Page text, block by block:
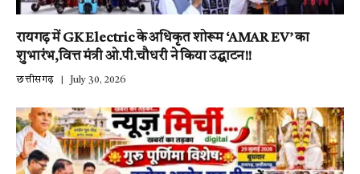
रायगढ़ में GK Electric के अधिकृत शोरूम ‘AMAR EV’ का
शुभारंभ,वित्त मंत्री ओ.पी.चौधरी ने किया उद्घाटन!!
छत्तीसगढ़ July 30, 2026